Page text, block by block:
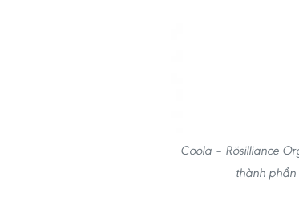
Coola – Rösilliance
thành